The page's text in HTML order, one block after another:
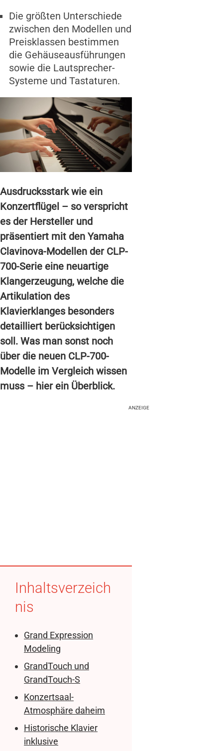
Die größten Unterschiede
zwischen den Modellen und
Preisklassen bestimmen
die Gehäuseausführungen
sowie die Lautsprecher-
Systeme und Tastaturen.
Ausdrucksstark wie ein
Konzertflügel – so verspricht
es der Hersteller und
präsentiert mit den Yamaha
Clavinova-Modellen der CLP-
700-Serie eine neuartige
Klangerzeugung, welche die
Artikulation des
Klavierklanges besonders
detailliert berücksichtigen
soll. Was man sonst noch
über die neuen CLP-700-
Modelle im Vergleich wissen
muss – hier ein Überblick.
ANZEIGE
Inhaltsverzeich
nis
Grand Expression
Modeling
GrandTouch und
GrandTouch-S
Konzertsaal-
Atmosphäre daheim
Historische Klavier
inklusive